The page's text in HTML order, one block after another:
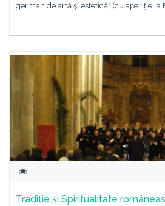
german de artă şi estetică* (cu apariţie la
Tradiţie şi Spiritualitate